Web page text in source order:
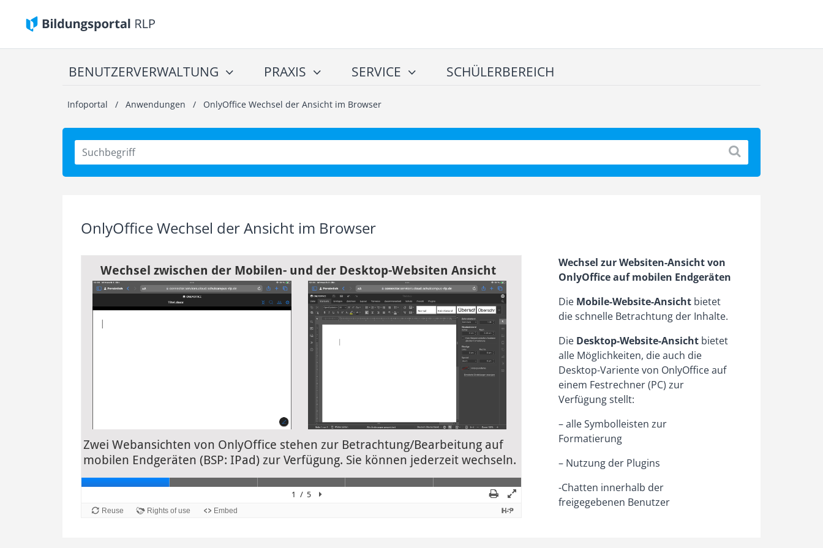
BENUTZERVERWALTUNG PRAXIS SERVICE SCHÜLERBEREICH
Infoportal / Anwendungen / OnlyOffice Wechsel der Ansicht im Browser
OnlyOffice Wechsel der Ansicht im Browser
Wechsel zur Websiten-Ansicht von
OnlyOffice auf mobilen Endgeräten
Die Mobile-Website-Ansicht bietet
die schnelle Betrachtung der Inhalte.
Die Desktop-Website-Ansicht bietet
alle Möglichkeiten, die auch die
Desktop-Variente von OnlyOffice auf
einem Festrechner (PC) zur
Verfügung stellt:
– alle Symbolleisten zur
Formatierung
– Nutzung der Plugins
-Chatten innerhalb der
freigegebenen Benutzer